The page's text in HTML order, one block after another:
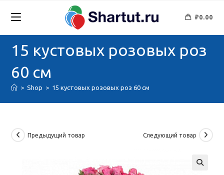
₽0.00
15 кустовых розовых роз
60 см
> Shop > 15 кустовых розовых роз 60 см
Предыдущий товар Следующий товар